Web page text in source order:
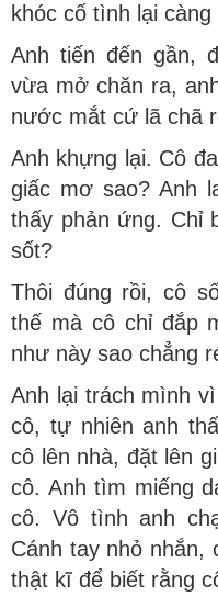
khóc cố tình lại
Anh tiến đến gần,
vừa mở chăn ra,
nước mắt cứ lã chã
Anh khựng lại. Cô
giấc mơ sao? Anh
thấy phản ứng. Chỉ
sốt?
Thôi đúng rồi, cô
thế mà cô chỉ đắp
như này sao chẳng
Anh lại trách mình
cô, tự nhiên anh
cô lên nhà, đặt lên
cô. Anh tìm miếng
cô. Vô tình anh
Cánh tay nhỏ nhắn,
thật kĩ để biết rằng